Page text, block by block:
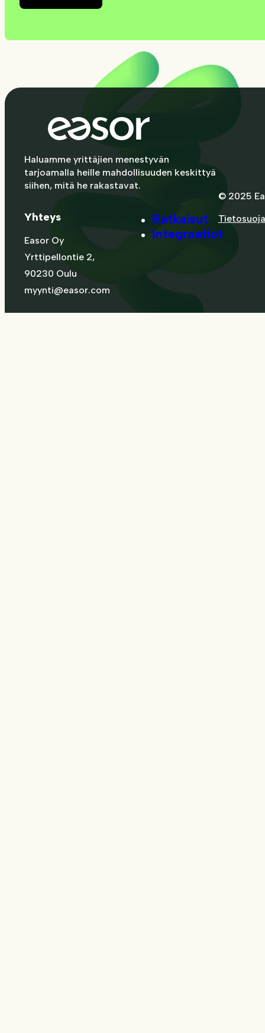
Haluamme yrittäjien menestyvän
tarjoamalla heille mahdollisuuden keskittyä
siihen, mitä he rakastavat.
Yhteys
Easor Oy
Yrttipellontie 2,
90230 Oulu
myynti@easor.com
Ratkaisut
Integraatiot
© 2025